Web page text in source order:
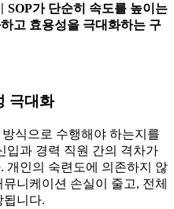
SOP가 단순히 속도를 높이는
고 효용성을 극대화하는 구
극대화
식으로 수행해야 하는지를
입과 경력 직원 간의 격차가
개인의 숙련도에 의존하지 않
니케이션 손실이 줄고, 전체
됩니다.